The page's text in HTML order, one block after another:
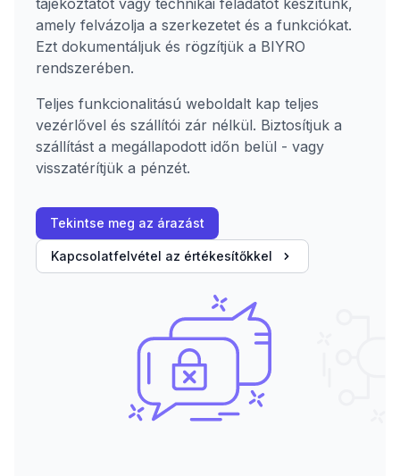
tájékoztatót vagy technikai feladatot készítünk,
amely felvázolja a szerkezetet és a funkciókat.
Ezt dokumentáljuk és rögzítjük a BIYRO
rendszerében.
Teljes funkcionalitású weboldalt kap teljes
vezérlővel és szállítói zár nélkül. Biztosítjuk a
szállítást a megállapodott időn belül - vagy
visszatérítjük a pénzét.
Tekintse meg az árazást
Kapcsolatfelvétel az értékesítőkkel